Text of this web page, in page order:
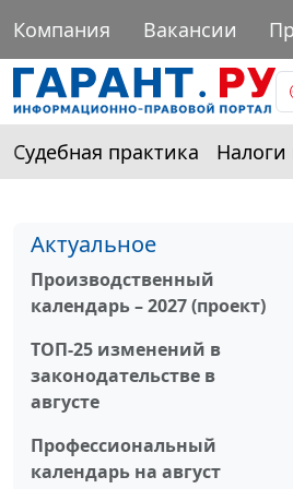
Компания Вакансии
Судебная практика Налоги
Актуальное
Производственный
календарь – 2027 (проект)
ТОП-25 изменений в
законодательстве в
августе
Профессиональный
календарь на август